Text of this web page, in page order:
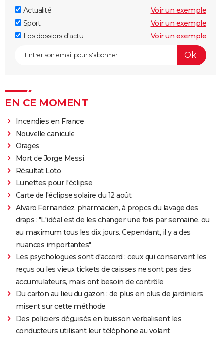
Actualité
Voir un exemple
Sport
Voir un exemple
Les dossiers d'actu
Voir un exemple
EN CE MOMENT
Incendies en France
Nouvelle canicule
Orages
Mort de Jorge Messi
Résultat Loto
Lunettes pour l'éclipse
Carte de l'éclipse solaire du 12 août
Alvaro Fernandez, pharmacien, à propos du lavage des
draps : "L'idéal est de les changer une fois par semaine, ou
au maximum tous les dix jours. Cependant, il y a des
nuances importantes"
Les psychologues sont d'accord : ceux qui conservent les
reçus ou les vieux tickets de caisses ne sont pas des
accumulateurs, mais ont besoin de contrôle
Du carton au lieu du gazon : de plus en plus de jardiniers
misent sur cette méthode
Des policiers déguisés en buisson verbalisent les
conducteurs utilisant leur téléphone au volant